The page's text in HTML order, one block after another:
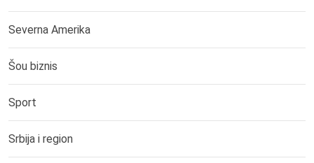
Severna Amerika
Šou biznis
Sport
Srbija i region